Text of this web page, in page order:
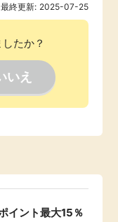
最終更新: 2025-07-25
たか？
イント最大15％